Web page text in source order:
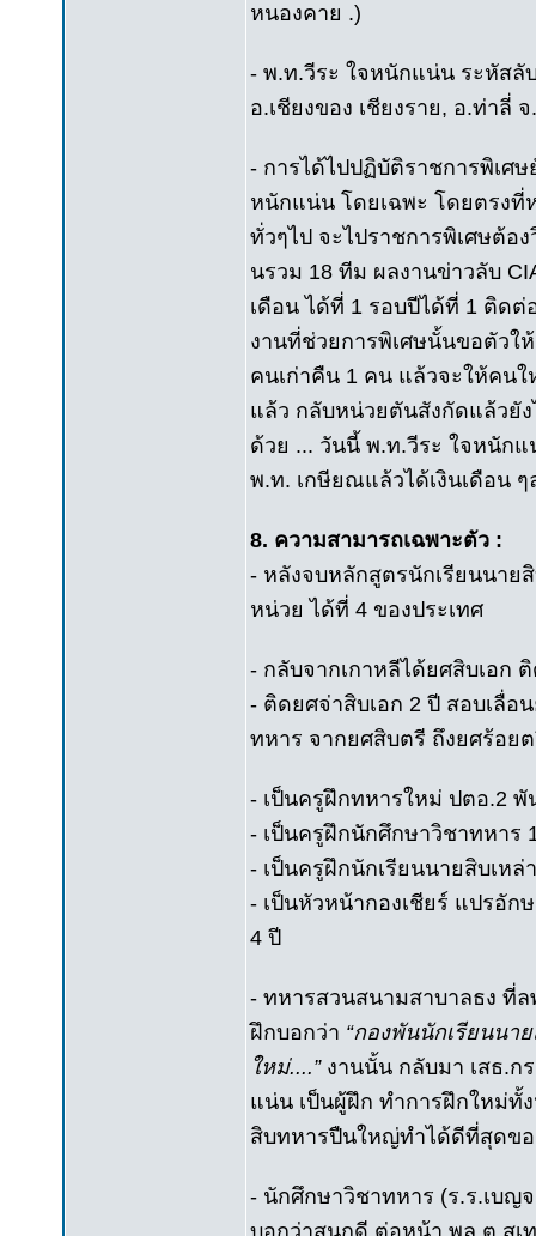
หนองคาย .)
- พ.ท.วีระ ใจหนักแน่น ระหัสลั
อ.เชียงของ เชียงราย, อ.ท่าลี่
- การได้ไปปฏิบัติราชการพิเศ
หนักแน่น โดยเฉพะ โดยตรง
ทั่วๆไป จะไปราชการพิเศษต้อ
นรวม 18 ทีม ผลงานข่าวลับ
เดือน ได้ที่ 1 รอบปีได้ที่ 1 ติด
งานที่ช่วยการพิเศษนั้นขอตัวใ
คนเก่าคืน 1 คน แล้วจะให้คนใ
แล้ว กลับหน่วยตันสังกัดแล้วยั
ด้วย ... วันนี้ พ.ท.วีระ ใจหนัก
พ.ท. เกษียณแล้วได้เงินเดือน ๆ
8. ความสามารถเฉพาะตัว :
- หลังจบหลักสูตรนักเรียนนาย
หน่วย ได้ที่ 4 ของประเทศ
- กลับจากเกาหลีได้ยศสิบเอก
- ติดยศจ่าสิบเอก 2 ปี สอบเลื่อ
ทหาร จากยศสิบตรี ถึงยศร้อยต
- เป็นครูฝึกทหารใหม่ ปตอ.2 พั
- เป็นครูฝึกนักศึกษาวิชาทหาร
- เป็นครูฝึกนักเรียนนายสิบเห
- เป็นหัวหน้ากองเชียร์ แปรอั
4 ปี
- ทหารสวนสนามสาบาลธง ที่
ฝึกบอกว่า “กองพันนักเรียนนา
ใหม่....” งานนั้น กลับมา เสธ.ก
แน่น เป็นผู้ฝึก ทำการฝึกใหม่ทั้
สิบทหารปืนใหญ่ทำได้ดีที่สุดข
- นักศึกษาวิชาทหาร (ร.ร.เบ
บอกว่าสนุกดี ต่อหน้า พล.ต.สุเ